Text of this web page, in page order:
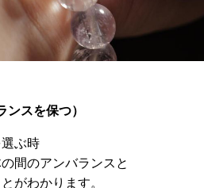
ンスを保つ）
ぶ時
間のアンバランスと
がわかります。